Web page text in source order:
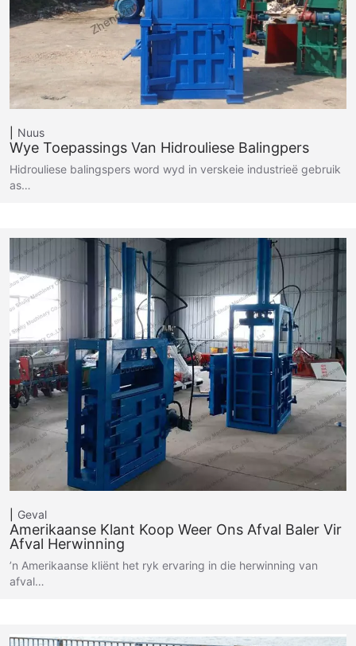
Nuus
Wye Toepassings Van Hidrouliese Balingpers
Hidrouliese balingspers word wyd in verskeie industrieë gebruik
as…
Geval
Amerikaanse Klant Koop Weer Ons Afval Baler Vir
Afval Herwinning
’n Amerikaanse kliënt het ryk ervaring in die herwinning van
afval…